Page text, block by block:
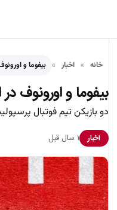
خانه اخبار بیفوما و
بیفوما و اورونوف
دو بازیکن تیم فوتبال
اخبار ۱ سال قبل